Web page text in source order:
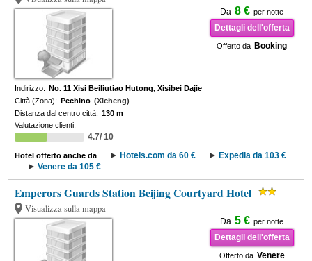
Da 8 € per notte
Dettagli dell'offerta
Offerto da Booking
Indirizzo: No. 11 Xisi Beiliutiao Hutong, Xisibei Dajie
Città (Zona): Pechino (Xicheng)
Distanza dal centro città: 130 m
Valutazione clienti:
4.7/ 10
Hotel offerto anche da Hotels.com da 60 €
Expedia da 103 €
Venere da 105 €
Emperors Guards Station Beijing Courtyard Hotel
Visualizza sulla mappa
Da 5 € per notte
Dettagli dell'offerta
Offerto da Venere